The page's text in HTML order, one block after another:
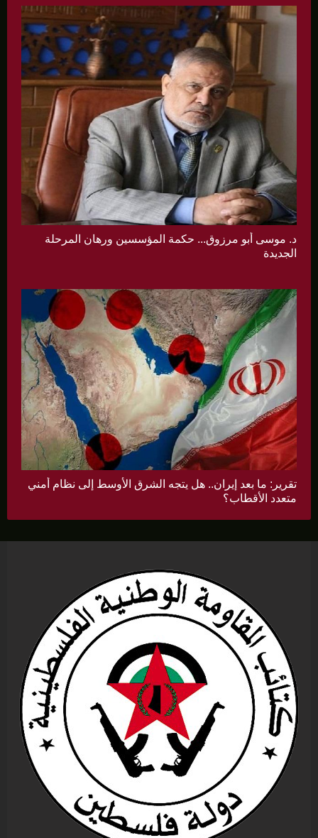
د. موسى أبو مرزوق... حكمة المؤسسين ورهان المرحلة
الجديدة
تقرير: ما بعد إيران.. هل يتجه الشرق الأوسط إلى نظام أمني
متعدد الأقطاب؟